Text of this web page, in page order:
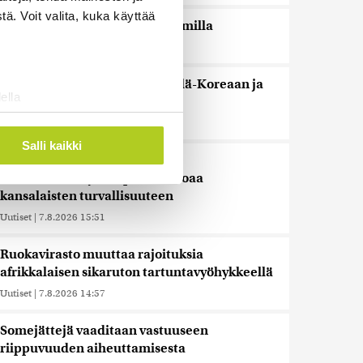
Voit valita, kuka käyttää
. Voit muuttaa
tukemiseen
alan
tietoja muihin tietoihin, joita
siirtää ulkomaille.
Salli kaikki
Espanja uhkaa Italiaa vastatoimilla
Sianlihaa voi jälleen viedä Etelä-Koreaan ja
Uuteen-Seelantiin
Järjestöt vastustavat karhun
kiintiömetsästystä – poliisi vetoaa
kansalaisten turvallisuuteen
Uutiset | 7.8.2026 15:51
Ruokavirasto muuttaa rajoituksia
afrikkalaisen sikaruton tartuntavyöhykkeellä
Uutiset | 7.8.2026 14:57
Somejättejä vaaditaan vastuuseen
riippuvuuden aiheuttamisesta